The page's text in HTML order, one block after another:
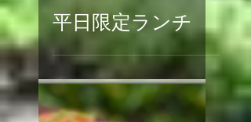
平日限定ランチ